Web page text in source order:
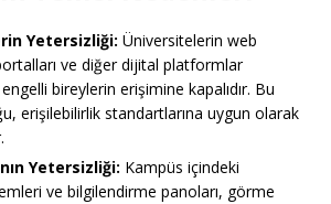
Yetersizliği: Üniversitelerin web
ve diğer dijital platformlar
bireylerin erişimine kapalıdır. Bu
erişilebilirlik standartlarına uygun olarak
Yetersizliği: Kampüs içindeki
ve bilgilendirme panoları, görme